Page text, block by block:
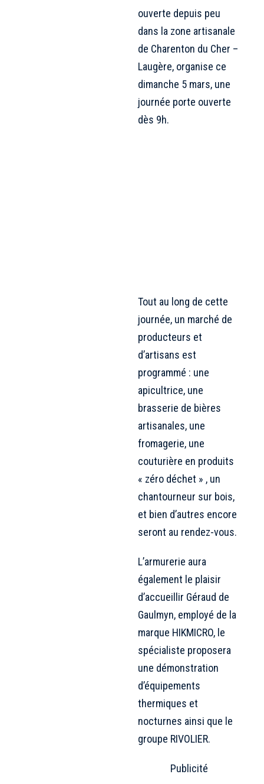
ouverte depuis peu
dans la zone artisanale
de Charenton du Cher –
Laugère, organise ce
dimanche 5 mars, une
journée porte ouverte
dès 9h.
Tout au long de cette
journée, un marché de
producteurs et
d’artisans est
programmé : une
apicultrice, une
brasserie de bières
artisanales, une
fromagerie, une
couturière en produits
« zéro déchet » , un
chantourneur sur bois,
et bien d’autres encore
seront au rendez-vous.
L’armurerie aura
également le plaisir
d’accueillir Géraud de
Gaulmyn, employé de la
marque HIKMICRO, le
spécialiste proposera
une démonstration
d’équipements
thermiques et
nocturnes ainsi que le
groupe RIVOLIER.
Publicité